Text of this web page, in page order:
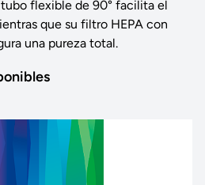
flexible de 90° facilita el
que su filtro HEPA con
una pureza total.